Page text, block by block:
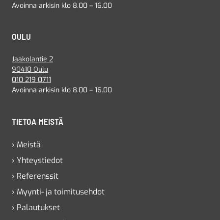
Avoinna arkisin klo 8.00 – 16.00
OULU
Jaakolantie 2
90410 Oulu
010 219 0711
Avoinna arkisin klo 8.00 – 16.00
TIETOA MEISTÄ
› Meistä
› Yhteystiedot
› Referenssit
› Myynti- ja toimitusehdot
› Palautukset